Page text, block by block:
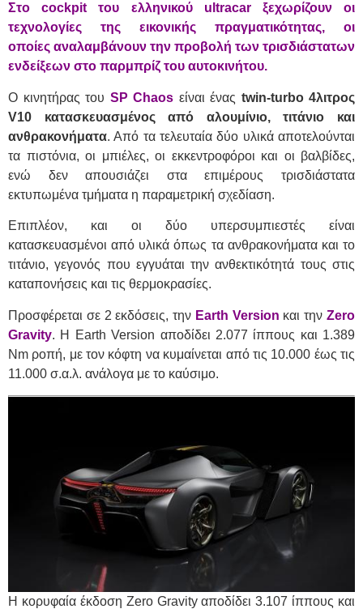
Στο cockpit του ελληνικού ultracar ξεχωρίζουν οι
τεχνολογίες της εικονικής πραγματικότητας, οι
οποίες αναλαμβάνουν την προβολή των τρισδιάστατων
ενδείξεων στο παρμπρίζ του αυτοκινήτου.
Ο κινητήρας του SP Chaos είναι ένας twin-turbo 4λιτρος
V10 κατασκευασμένος από αλουμίνιο, τιτάνιο και
ανθρακονήματα. Από τα τελευταία δύο υλικά αποτελούνται
τα πιστόνια, οι μπιέλες, οι εκκεντροφόροι και οι βαλβίδες,
ενώ δεν απουσιάζει στα επιμέρους τρισδιάστατα
εκτυπωμένα τμήματα η παραμετρική σχεδίαση.
Επιπλέον, και οι δύο υπερσυμπιεστές είναι
κατασκευασμένοι από υλικά όπως τα ανθρακονήματα και το
τιτάνιο, γεγονός που εγγυάται την ανθεκτικότητά τους στις
καταπονήσεις και τις θερμοκρασίες.
Προσφέρεται σε 2 εκδόσεις, την Earth Version και τηνZero
Gravity. Η Earth Version αποδίδει 2.077 ίππους και 1.389
Nm ροπή, με τον κόφτη να κυμαίνεται από τις 10.000 έως τις
11.000 σ.α.λ. ανάλογα με το καύσιμο.
Η κορυφαία έκδοση Zero Gravity αποδίδει 3.107 ίππους και